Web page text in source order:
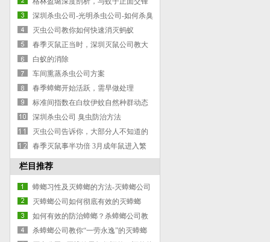
灭蚊灯是否有效
深圳杀虫公司-光明杀虫公司-如何杀臭
虫-臭虫防治的方案
灭虫公司教你如何快速消灭蚂蚁
春季灭鼠正当时，深圳灭鼠公司教大
家如何灭鼠
白蚁的消除
车间熏蒸杀虫公司方案
春季蟑螂开始活跃，需早做处理
标准间指数在白纹伊蚊自然种群动态
深圳杀虫公司 臭虫防治方法
灭虫公司告诉你，大部分人不知道的
灭蚂蚁除蚂蚁防治蚂蚁小妙招
春季灭鼠事半功倍 3月成年鼠进入繁
殖期
栏目推荐
蟑螂习性及灭蟑螂的方法-灭蟑螂公司
灭蟑螂公司如何彻底有效的灭蟑螂
如何有效的防治蟑螂？杀蟑螂公司教
你
杀蟑螂公司教你“一劳永逸”的灭蟑螂